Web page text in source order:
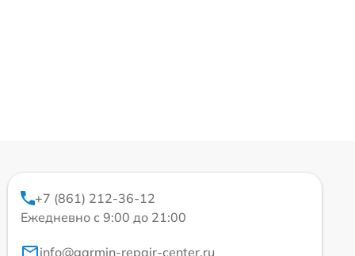
+7 (861) 212-36-12
Ежедневно с 9:00 до 21:00
info@garmin-repair-center.ru